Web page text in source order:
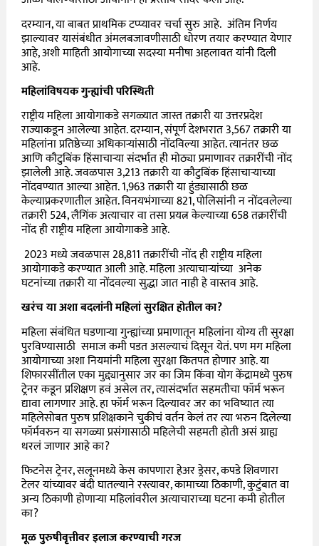
दरम्यान, या बाबत प्राथमिक टप्प्यावर चर्चा सुरु आहे. अंतिम निर्णय
झाल्यावर यासंबंधीत अंमलबजावणीसाठी धोरण तयार करण्यात येणार
आहे, अशी माहिती आयोगाच्या सदस्या मनीषा अहलावत यांनी दिली
आहे.
महिलांविषयक गुन्ह्यांची परिस्थिती
राष्ट्रीय महिला आयोगाकडे सगळ्यात जास्त तक्रारी या उत्तरप्रदेश
राज्याकडून आलेल्या आहेत. दरम्यान, संपूर्ण देशभरात 3,567 तक्रारी या
महिलांना प्रतिष्ठेच्या अधिकाऱ्यांसाठी नोंदविल्या आहेत. त्यानंतर छळ
आणि कौटुबिंक हिंसाचाऱ्या संदर्भात ही मोठ्या प्रमाणावर तक्रारींची नोंद
झालेली आहे. जवळपास3,213 तक्रारी याकौटुबिंक हिंसाचाऱ्याच्या
नोंदवण्यात आल्या आहेत.1,963 तक्रारी याहुंड्यासाठी छळ
केल्याप्रकरणातील आहेत. विनयभंगाच्या 821, पोलिसांनी न नोंदवलेल्या
तक्रारी524, लैगिंक अत्याचार वा तसा प्रयत्न केल्याच्या 658 तक्रारींची
नोंद ही राष्ट्रीय महिला आयोगाकडे आहे.
2023 मध्ये जवळपास 28,811 तक्रारींची नोंद ही राष्ट्रीय महिला
आयोगाकडे करण्यात आली आहे. महिला अत्याचाऱ्यांच्या अनेक
घटनांच्या तक्रारी या नोंदवल्या सुद्धा जात नाही हे वास्तव आहे.
खरंच या अशा बदलांनी महिलां सुरक्षित होतील का?
महिला संबंधित घडणाऱ्या गुन्ह्यांच्या प्रमाणातून महिलांना योग्य ती सुरक्षा
पुरविण्यासाठी समाज कमी पडत असल्याचं दिसून येतं. पण मग महिला
आयोगाच्या अशा नियमांनी महिला सुरक्षा कितपत होणार आहे. या
शिफारसींतील एका मुद्द्यानुसार जर का जिम किंवा योग केंद्रामध्ये पुरुष
ट्रेनर कडून प्रशिक्षण हवं असेल तर, त्यासंदर्भात सहमतीचा फॉर्म भरून
द्यावा लागणार आहे. हा फॉर्म भरून दिल्यावर जर का भविष्यात त्या
महिलेसोबत पुरुष प्रशिक्षकाने चुकीचं वर्तन केलं तर त्या भरुन दिलेल्या
फॉर्मवरुन या सगळ्या प्रसंगासाठी महिलेची सहमती होती असं ग्राह्य
धरलं जाणार आहे का?
फिटनेस ट्रेनर, सलूनमध्ये केस कापणारा हेअर ड्रेसर, कपडे शिवणारा
टेलर यांच्यावर बंदी घातल्याने रस्त्यावर, कामाच्या ठिकाणी, कुटुंबात वा
अन्य ठिकाणी होणाऱ्या महिलांवरील अत्याचाराच्या घटना कमी होतील
का?
मूळ पुरुषीवृत्तीवर इलाज करण्याची गरज